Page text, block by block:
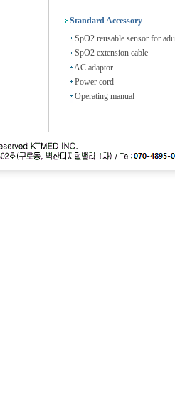
Standard Accessory
SpO2 reusable sensor for
SpO2 extension cable
AC adaptor
Power cord
Operating manual